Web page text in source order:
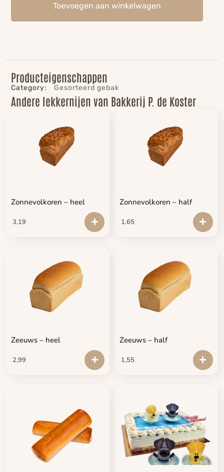
Toevoegen aan winkelwagen
Producteigenschappen
Category: Gesorteerd gebak
Andere lekkernijen van Bakkerij P. de Koster
Zonnevolkoren – heel
3,19
Zonnevolkoren – half
1,65
Zeeuws – heel
2,99
Zeeuws – half
1,55